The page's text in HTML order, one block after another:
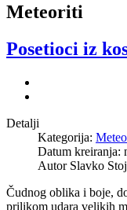
Meteoriti
Posetioci iz
Detalji
Kategorija:
Datum kreiranja:
Autor Slavko
Čudnog oblika i boje,
prilikom udara velikih